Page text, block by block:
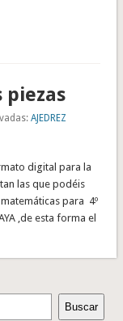
piezas
AJEDREZ
digital para la
las que podéis
para 4º
,de esta forma el
Buscar